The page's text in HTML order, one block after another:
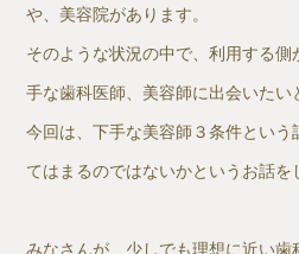
や、美容院があります。
そのような状況の中で、利用する
手な歯科医師、美容師に出会いたい
今回は、下手な美容師３条件とい
てはまるのではないかというお話を
みなさんが、少しでも理想に近い